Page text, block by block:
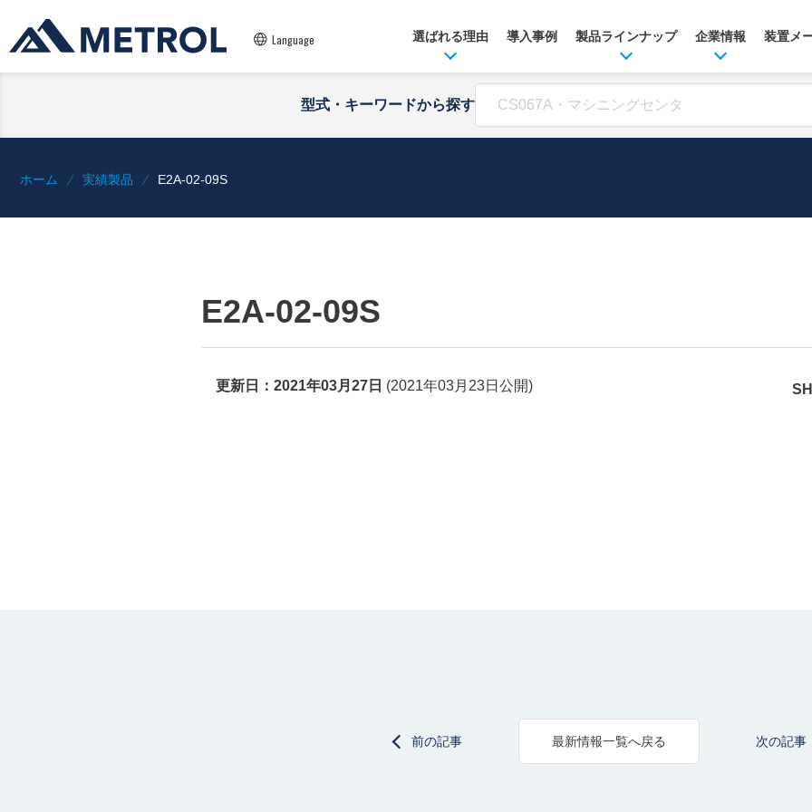
Language 選ばれる理由 導入事例 製品ラインナップ 企業情報 装置メ
型式・キーワードから探す
ホーム 実績製品 E2A-02-09S
E2A-02-09S
更新日： 2021年03月27日 (2021年03月23日 公開)
前の記事 最新情報一覧へ戻る 次の記事